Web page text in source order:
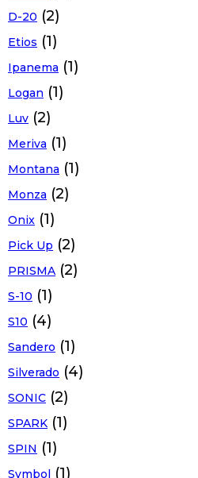
D-20 (2)
Etios (1)
Ipanema (1)
Logan (1)
Luv (2)
Meriva (1)
Montana (1)
Monza (2)
Onix (1)
Pick Up (2)
PRISMA (2)
S-10 (1)
S10 (4)
Sandero (1)
Silverado (4)
SONIC (2)
SPARK (1)
SPIN (1)
Symbol (1)